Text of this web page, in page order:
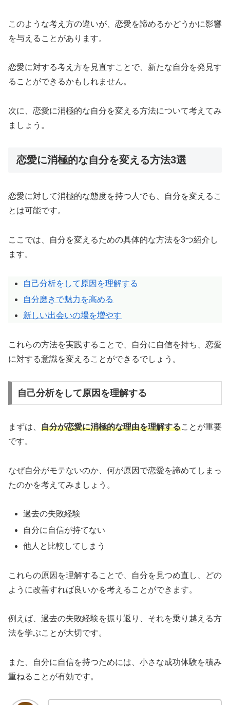
このような考え方の違いが、恋愛を諦めるかどうかに影響
を与えることがあります。
恋愛に対する考え方を見直すことで、新たな自分を発見す
ることができるかもしれません。
次に、恋愛に消極的な自分を変える方法について考えてみ
ましょう。
恋愛に消極的な自分を変える方法3選
恋愛に対して消極的な態度を持つ人でも、自分を変えるこ
とは可能です。
ここでは、自分を変えるための具体的な方法を3つ紹介し
ます。
自己分析をして原因を理解する
自分磨きで魅力を高める
新しい出会いの場を増やす
これらの方法を実践することで、自分に自信を持ち、恋愛
に対する意識を変えることができるでしょう。
自己分析をして原因を理解する
まずは、 自分が恋愛に消極的な理由を理解することが重要
です。
なぜ自分がモテないのか、何が原因で恋愛を諦めてしまっ
たのかを考えてみましょう。
過去の失敗経験
自分に自信が持てない
他人と比較してしまう
これらの原因を理解することで、自分を見つめ直し、どの
ように改善すれば良いかを考えることができます。
例えば、過去の失敗経験を振り返り、それを乗り越える方
法を学ぶことが大切です。
また、自分に自信を持つためには、小さな成功体験を積み
重ねることが有効です。